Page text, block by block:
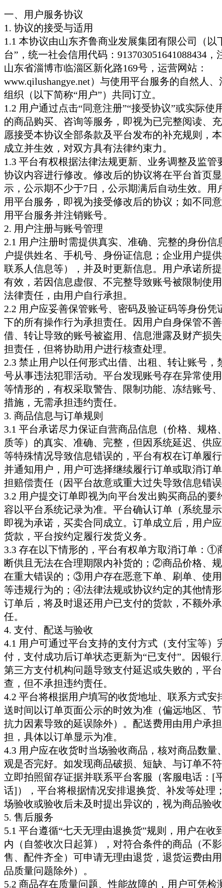
一、用户服务协议
1. 协议的接受与适用
1.1 本协议由山东齐鲁商业发展集团有限公司（以
台”，统一社会信用代码：913703051641088434，
山东省淄博市临淄区新化路169号，运营网站：
www.qilushangye.net）与使用平台服务的自然人
组织（以下简称“用户”）共同订立。
1.2 用户通过点击“同意注册”“接受协议”或实际使
的商品购买、咨询等服务，即视为已完整阅读、
愿接受本协议全部条款及平台发布的补充规则，
成立并生效，对双方具有法律约束力。
1.3 平台有权根据法律法规更新、业务调整及监管
协议内容进行修改。修改后的协议将在平台首页
示，公示期不少于7日，公示期满后自动生效。用
用平台服务，即视为接受修改后的协议；如不同
用平台服务并注销账号。
2. 用户注册与账号管理
2.1 用户注册时需提供真实、准确、完整的身份信
户提供姓名、手机号、身份证信息；企业用户提
联系人信息等），并及时更新信息。用户承诺所
有效，若因信息虚假、不完整导致账号被限制使
法律责任，由用户自行承担。
2.2 用户应妥善保管账号、密码及验证码等身份凭
下的所有操作行为承担责任。因用户自身保管不
借、转让导致的账号被盗用、信息泄露及财产损
担责任，但将协助用户进行核查处理。
2.3 禁止用户以任何形式出借、出租、转让账号，
号从事违法犯罪活动。平台发现账号存在异常使
等情形的，有权采取警告、限制功能、冻结账号
措施，无需承担违约责任。
3. 商品信息与订单规则
3.1 平台承诺尽力保证自营商品信息（价格、规格
质等）的真实、准确、完整，但因系统延迟、供
等特殊情况导致信息错误的，平台有权在订单履
并通知用户，用户可选择继续履行订单或取消订
担赔偿责任（因平台故意或重大过失导致信息错
3.2 用户提交订单即视为向平台发出购买商品的要
容以平台系统记录为准。平台确认订单（系统显
即视为承诺，买卖合同成立。订单成立后，用户
货款，平台按约定履行发货义务。
3.3 存在以下情形的，平台有权单方取消订单：①
断供且无法在合理期限内补货的；②商品价格、
在重大错误的；③用户存在恶意下单、刷单、使
等违规行为的；④法律法规或协议约定的其他情
订单后，将及时退还用户已支付的货款，不额外
任。
4. 支付、配送与验收
4.1 用户可通过平台支持的支付方式（支付宝等）
付，支付成功后订单状态更新为“已支付”。因银
第三方支付机构问题导致支付延迟或失败的，平
查，但不承担违约责任。
4.2 平台将根据用户填写的收货地址、联系方式安
送时间以订单页面公示的时效为准（偏远地区、
抗力因素导致的延误除外）。配送费用由用户承
担，具体以订单显示为准。
4.3 用户应在收货时当场验收商品，核对商品数量
观是否完好。如发现商品破损、短缺、与订单不
立即拍照留存证据并联系平台客服（客服电话：[
话]），平台将根据情况安排退换货、补发等处理
场验收或验收后未及时提出异议的，视为商品验
5. 售后服务
5.1 平台遵循“七天无理由退换货”规则，用户在收
内（自签收次日起算），对符合条件的商品（不
售、配件齐全）可申请无理由退货，退货运费由
品质量问题除外）。
5.2 商品存在质量问题、性能故障的，用户可凭检